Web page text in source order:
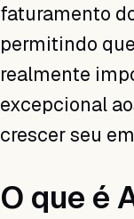
faturamento
permitindo
realmente
excepcional
crescer seu
O que é